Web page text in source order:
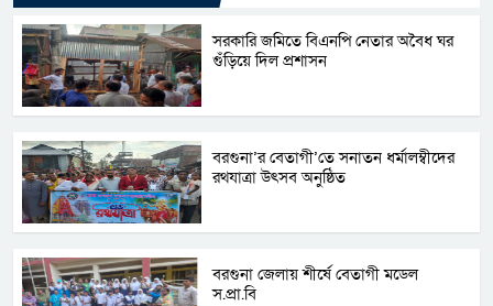
সরকারি জমিতে বিএনপি নেতার অবৈধ ঘর
গুঁড়িয়ে দিল প্রশাসন
বরগুনা’র বেতাগী’তে সনাতন ধর্মালম্বীদের
রথযাত্রা উৎসব অনুষ্ঠিত
বরগুনা জেলায় শীর্ষে বেতাগী মডেল
স.প্রা.বি